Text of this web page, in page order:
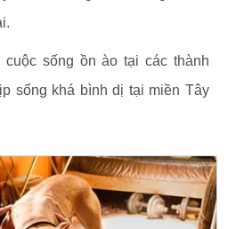
cuộc sống ồn ào tại các thành
sống khá bình dị tại miền Tây